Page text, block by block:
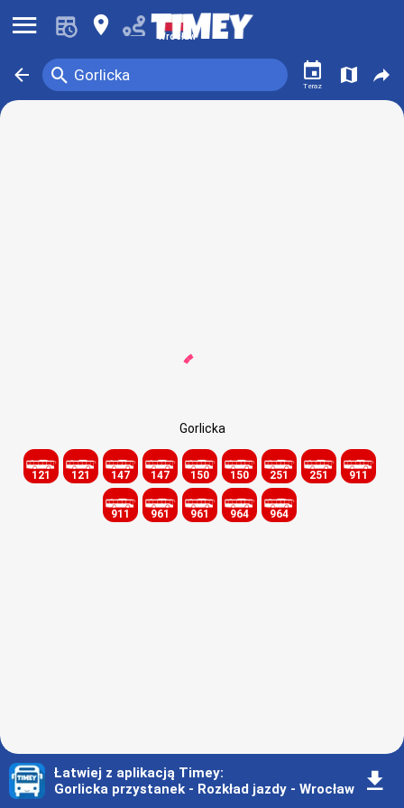
󰍜 󰍎 Wrocław
󰁍 Gorlicka
󰍉 󰃭
Teraz
󰍍 󰒖
Gorlicka
121 121 147 147 150 150 251 251 911
911 961 961 964 964
Łatwiej z aplikacją Timey:
Gorlicka przystanek - Rozkład jazdy - Wrocław
󰇚